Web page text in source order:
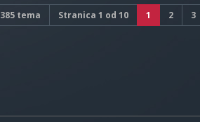
385 tema Stranica 1 od 10 1 2 3